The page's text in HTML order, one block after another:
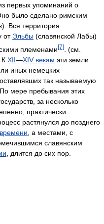
первых упоминаний о
было сделано римским
). Вся территория
от Эльбы (славянской Лабы)
племенами[7]
. (см.
К XII—XIV векам эти земли
иных немецких
так называемую
. По мере пребывания этих
за несколько
практически
растянулся до позднего
, а местами, с
славянским
, длится до сих пор.